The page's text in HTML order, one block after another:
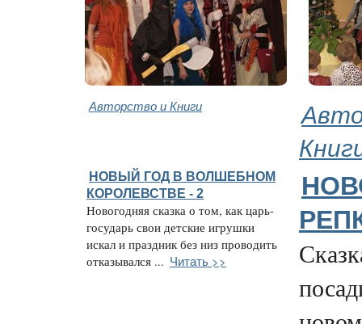
Авторство и Книги
НОВЫЙ ГОД В ВОЛШЕБНОМ
КОРОЛЕВСТВЕ - 2
Новогодняя сказка о том, как царь-
государь свои детские игрушки
искал и праздник без низ проводить
отказывался ... Читать >>